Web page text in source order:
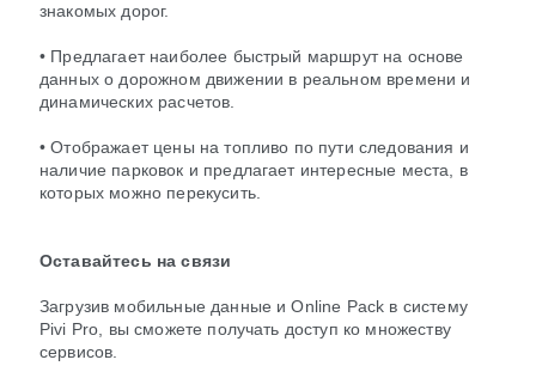
знакомых дорог.
• Предлагает наиболее быстрый маршрут на основе
данных о дорожном движении в реальном времени и
динамических расчетов.
• Отображает цены на топливо по пути следования и
наличие парковок и предлагает интересные места, в
которых можно перекусить.
Оставайтесь на связи
Загрузив мобильные данные и Online Pack в систему
Pivi Pro, вы сможете получать доступ ко множеству
сервисов.